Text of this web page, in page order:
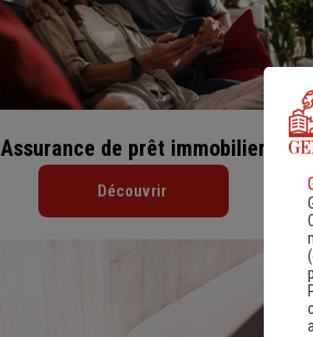
Assurance de prêt immobilier
Découvrir